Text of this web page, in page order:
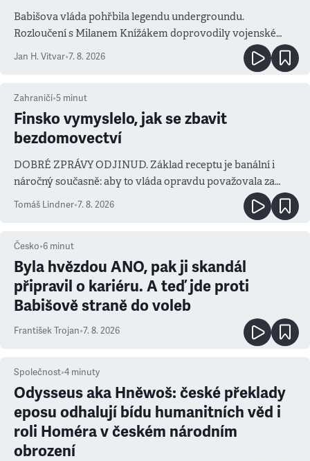
Babišova vláda pohřbila legendu undergroundu.
Rozloučení s Milanem Knížákem doprovodily vojenské
salvy i kritika pokrokářů
Jan H. Vitvar•7. 8. 2026
Zahraničí•5 minut
Finsko vymyslelo, jak se zbavit
bezdomovectví
DOBRÉ ZPRÁVY ODJINUD. Základ receptu je banální i
náročný současně: aby to vláda opravdu považovala za
prioritu
Tomáš Lindner•7. 8. 2026
Česko•6 minut
Byla hvězdou ANO, pak ji skandál
připravil o kariéru. A teď jde proti
Babišově straně do voleb
František Trojan•7. 8. 2026
Společnost•4 minuty
Odysseus aka Hněwoš: české překlady
eposu odhalují bídu humanitních věd i
roli Homéra v českém národním
obrození